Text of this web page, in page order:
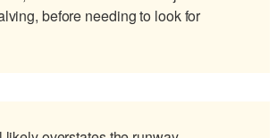
before needing to look for